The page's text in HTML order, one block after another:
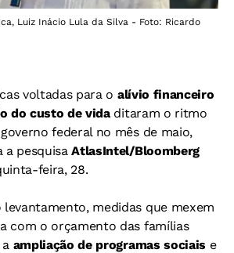
Luiz Inácio Lula da Silva - Foto: Ricardo
voltadas para o alívio financeiro
do custo de vida ditaram o ritmo
federal no mês de maio,
a pesquisaAtlasIntel/Bloomberg
feira, 28.
medidas que mexem
com o orçamento das famílias
ampliação de programas sociais e